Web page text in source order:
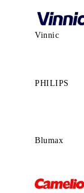
Vinnic
PHILIPS
Blumax